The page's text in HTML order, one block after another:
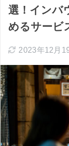
選！インバ
めるサービ
2023年12月